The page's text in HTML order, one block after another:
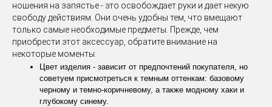
ношения на запястье - это освобождает руки и дает некую
свободу действиям. Они очень удобны тем, что вмещают
только самые необходимые предметы. Прежде, чем
приобрести этот аксессуар, обратите внимание на
некоторые моменты:
Цвет изделия - зависит от предпочтений покупателя, но
советуем присмотреться к темным оттенкам: базовому
черному и темно-коричневому, а также модному хаки и
глубокому синему.